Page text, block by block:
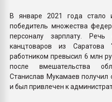
В январе 2021 года стало
победитель множества
персоналу зарплату. Речь
канцтоваров из
работником превысил 6 млн
после вмешательства
Станислав Мукамаев получил
и был привлечен к